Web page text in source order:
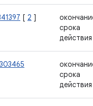
[ 2 ]
срока
действия
срока
действия